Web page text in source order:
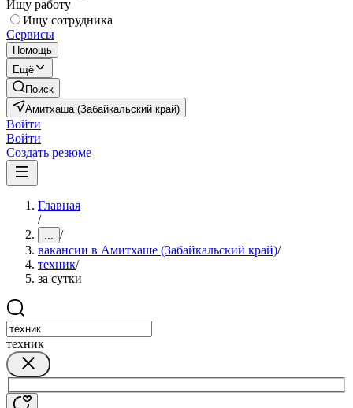
Ищу работу
Ищу сотрудника
Сервисы
Помощь
Ещё
Поиск
Амитхаша (Забайкальский край)
Войти
Войти
Создать резюме
Главная
/
... /
вакансии в Амитхаше (Забайкальский край)/
техник/
за сутки
техник